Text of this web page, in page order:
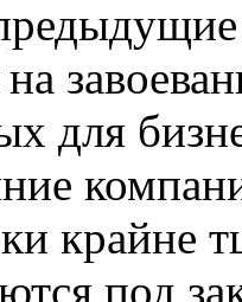
для
крайне
под